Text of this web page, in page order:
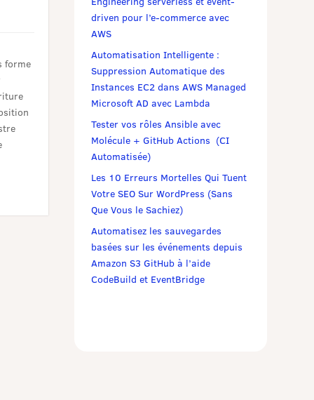
forme
driven pour l’e-commerce avec
AWS
Automatisation Intelligente :
Suppression Automatique des
Instances EC2 dans AWS Managed
Microsoft AD avec Lambda
Tester vos rôles Ansible avec
Molécule + GitHub Actions (CI
Automatisée)
Les 10 Erreurs Mortelles Qui Tuent
Votre SEO Sur WordPress (Sans
Que Vous le Sachiez)
Automatisez les sauvegardes
basées sur les événements depuis
Amazon S3 GitHub à l’aide
CodeBuild et EventBridge